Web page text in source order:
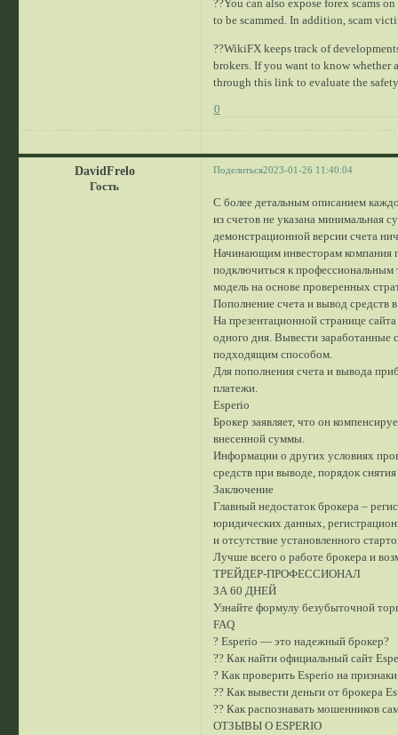
??You can also expose forex scams
to be scammed. In addition, scam
??WikiFX keeps track of
brokers. If you want to know whether
through this link to evaluate the
0
Поделиться2023-01-26 11:40:04
DavidFrelo
Гость
С более детальным описанием
из счетов не указана минимальная
демонстрационной версии счета
Начинающим инвесторам компания
подключиться к профессиональным
модель на основе проверенных
Пополнение счета и вывод средств
На презентационной странице
одного дня. Вывести заработанные
подходящим способом.
Для пополнения счета и вывода
платежи.
Esperio
Брокер заявляет, что он
внесенной суммы.
Информации о других условиях
средств при выводе, порядок снятия
Заключение
Главный недостаток брокера –
юридических данных,
и отсутствие установленного
Лучше всего о работе брокера и
ТРЕЙДЕР-ПРОФЕССИОНАЛ
ЗА 60 ДНЕЙ
Узнайте формулу безубыточной
FAQ
? Esperio — это надежный брокер?
?? Как найти официальный сайт
? Как проверить Esperio на
?? Как вывести деньги от брокера
?? Как распознавать мошенников
OТЗЫВЫ О ESPERIO